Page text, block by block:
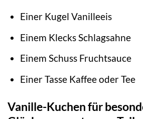
Einer Kugel Vanilleeis
Einem Klecks Schlagsahne
Einem Schuss Fruchtsauce
Einer Tasse Kaffee oder Tee
Vanille-Kuchen für